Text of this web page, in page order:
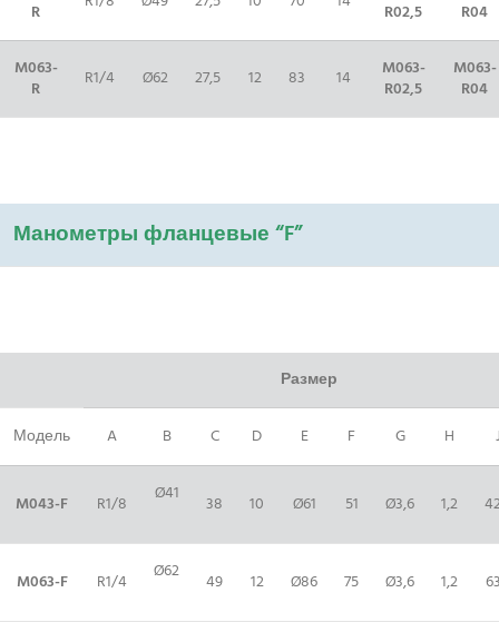
R
R02,5
R04
M063-
R
R1/4 Ø62 27,5 12 83 14
M063-
R02,5
M063-
R04
Манометры фланцевые “F”
Размер
Модель A B C D E F G H
M043-F R1/8 Ø41 38 10 Ø61 51 Ø3,6 1,2
M063-F R1/4 Ø62 49 12 Ø86 75 Ø3,6 1,2 6